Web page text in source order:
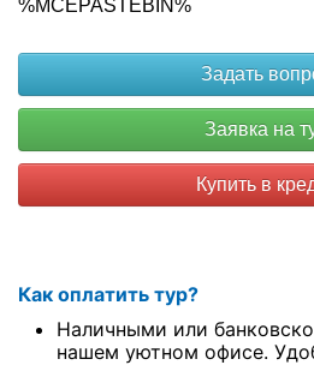
%MCEPASTEBIN%
Купить в
Как оплатить тур?
Наличными или
нашем уютном офисе.